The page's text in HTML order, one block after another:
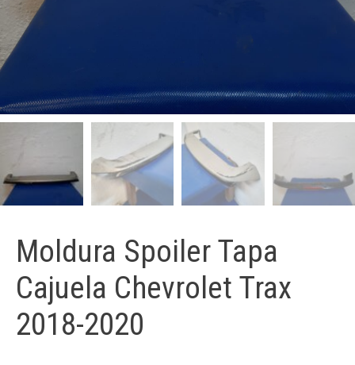
Moldura Spoiler Tapa
Cajuela Chevrolet Trax
2018-2020